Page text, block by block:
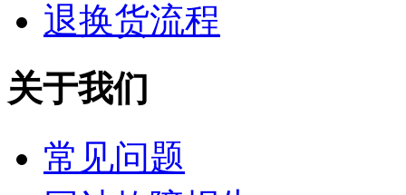
退换货流程
关于我们
常见问题